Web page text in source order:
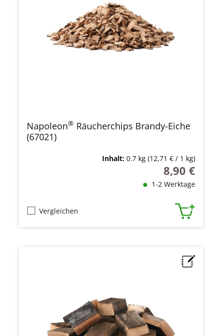
Napoleon® Räucherchips Brandy-Eiche
(67021)
Inhalt: 0.7 kg (12,71 € / 1 kg)
Regulärer
8,90 €
1-2 Werktage
Vergleichen